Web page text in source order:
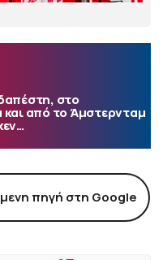
στο
και από το Άμστερνταμ
πηγή στη Google